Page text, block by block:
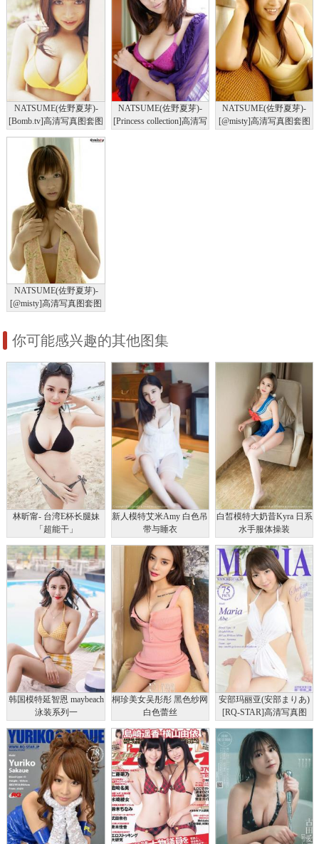
NATSUME(佐野夏芽)-
[Bomb.tv]高清写真图套图
NATSUME(佐野夏芽)-
[Princess collection]高清写
NATSUME(佐野夏芽)-
[@misty]高清写真图套图
NATSUME(佐野夏芽)-
[@misty]高清写真图套图
你可能感兴趣的其他图集
林昕甯- 台湾E杯长腿妹
「超能干」
新人模特艾米Amy 白色吊
带与睡衣
白皙模特大奶昔Kyra 日系
水手服体操装
韩国模特延智恩 maybeach
泳装系列一
桐珍美女吴彤彤 黑色纱网
白色蕾丝
安部玛丽亚(安部まりあ)
[RQ-STAR]高清写真图